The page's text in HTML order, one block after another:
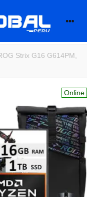
Strix G16 G614PM,
Online